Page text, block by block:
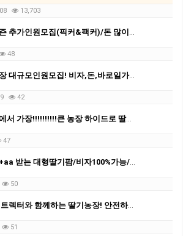
13,703
가인원모집(픽커&팩커)/돈 많이 버실분 오세요
48
규모인원모집! 비자,돈,바로일가능! 함께하실분!
42
가장!!!!!!!!!!큰 농장 하이드로 딸기 주 1000불 이상
47
대형딸기팜/비자100%가능/저 런닝 좀 같이 뛰어주실분../상시채용중
50
터와 함께하는 딸기농장! 안전하게 세컨따세요
51